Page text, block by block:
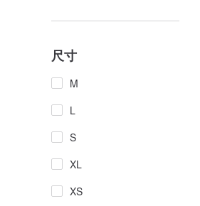
尺寸
M
L
S
XL
XS